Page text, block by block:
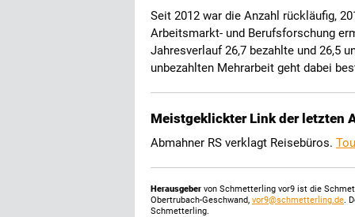
Seit 2012 war die Anzahl rückläufig,
Arbeitsmarkt- und Berufsforschung
Jahresverlauf 26,7 bezahlte und 26,5
unbezahlten Mehrarbeit geht dabei
Meistgeklickter Link der letzten
Abmahner RS verklagt Reisebüros.
Herausgeber von Schmetterling vor9 ist die
Obertrubach-Geschwand, vor9@schmetterling.de.
Schmetterling.